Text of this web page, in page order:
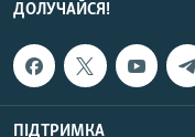
ДОЛУЧАЙСЯ!
ПІДТРИМКА